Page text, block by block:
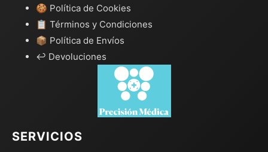
🍪 Política de Cookies
📋 Términos y Condiciones
📦 Política de Envíos
↩️ Devoluciones
SERVICIOS